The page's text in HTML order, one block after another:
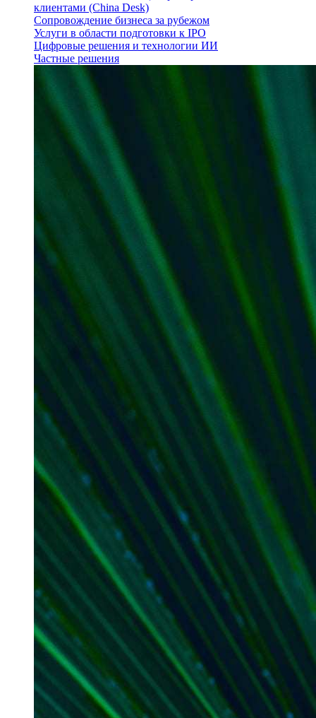
клиентами (China Desk)
Сопровождение бизнеса за рубежом
Услуги в области подготовки к IPO
Цифровые решения и технологии ИИ
Частные решения